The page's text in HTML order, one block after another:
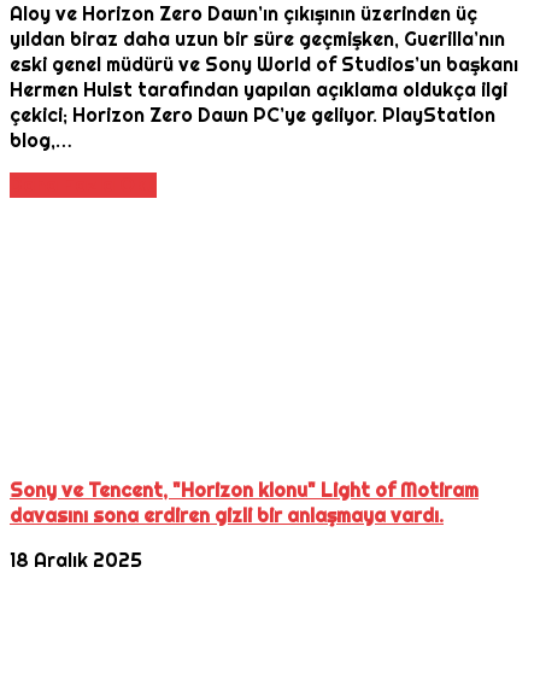
Aloy ve Horizon Zero Dawn’ın çıkışının üzerinden üç
yıldan biraz daha uzun bir süre geçmişken, Guerilla’nın
eski genel müdürü ve Sony World of Studios’un başkanı
Hermen Hulst tarafından yapılan açıklama oldukça ilgi
çekici; Horizon Zero Dawn PC’ye geliyor. PlayStation
blog,…
Sony ve Tencent, "Horizon klonu" Light of Motiram
davasını sona erdiren gizli bir anlaşmaya vardı.
18 Aralık 2025